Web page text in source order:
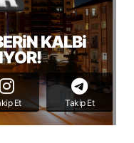
KALBi
Et Takip Et